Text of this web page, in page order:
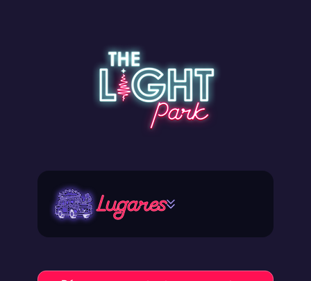
Lugares